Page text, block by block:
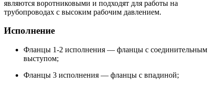
являются воротниковыми и подходят для работы на
трубопроводах с высоким рабочим давлением.
Исполнение
Фланцы 1-2 исполнения — фланцы с соединительным
выступом;
Фланцы 3 исполнения — фланцы с впадиной;